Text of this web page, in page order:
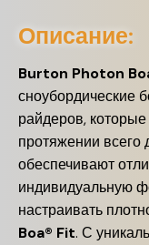
Описание:
Burton Photon
сноубордические
райдеров,
протяжении всего
обеспечивают
индивидуальную
настраивать
Boa® Fit. С